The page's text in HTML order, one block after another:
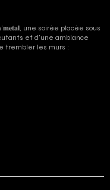
une soirée placée sous
et d'une ambiance
trembler les murs :